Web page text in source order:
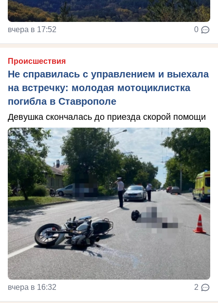
вчера в 17:52 0
Происшествия
Не справилась с управлением и выехала
на встречку: молодая мотоциклистка
погибла в Ставрополе
Девушка скончалась до приезда скорой помощи
вчера в 16:32 2